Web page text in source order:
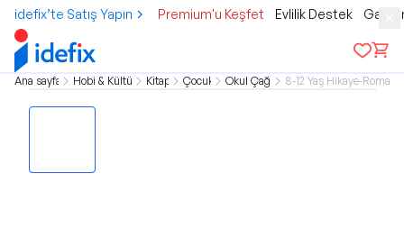
idefix’te Satış Yapın Premium'u Keşfet Evlilik Destek
Ana sayfa Hobi & Kültür Kitap Çocuk Okul Çağı 8-12 Yaş Hikaye-Roman